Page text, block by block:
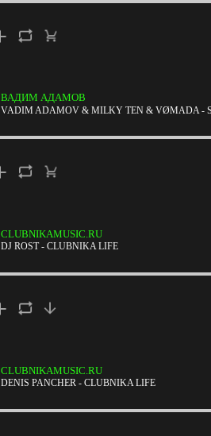
ВАДИМ АДАМОВ
VADIM ADAMOV & MILKY TEN & VØMADA -
CLUBNIKAMUSIC.RU
DJ ROST - CLUBNIKA LIFE
CLUBNIKAMUSIC.RU
DENIS PANCHER - CLUBNIKA LIFE